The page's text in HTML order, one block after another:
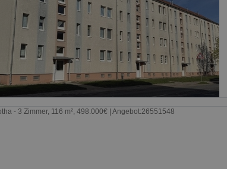
1 / 9